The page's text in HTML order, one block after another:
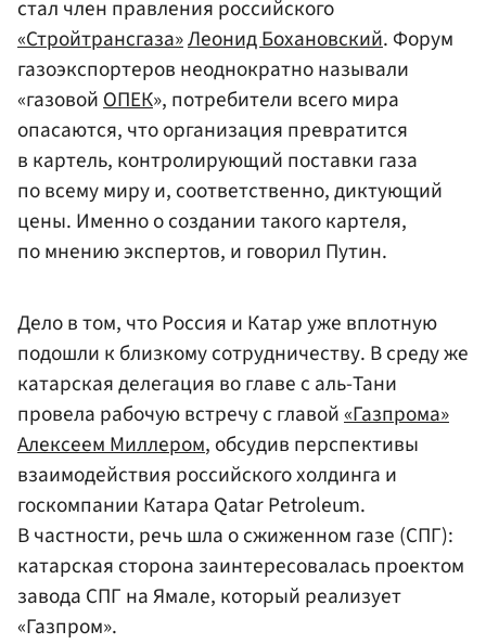
стал член правления российского
«Стройтрансгаза»Леонид Бохановский. Форум
газоэкспортеров неоднократно называли
«газовойОПЕК», потребители всего мира
опасаются, что организация превратится
в картель, контролирующий поставки газа
по всему миру и, соответственно, диктующий
цены. Именно о создании такого картеля,
по мнению экспертов, и говорил Путин.
Дело в том, что Россия и Катар уже вплотную
подошли к близкому сотрудничеству. В среду же
катарская делегация во главе с аль-Тани
провела рабочую встречу с главой«Газпрома»
Алексеем Миллером, обсудив перспективы
взаимодействия российского холдинга и
госкомпании Катара Qatar Petroleum.
В частности, речь шла о сжиженном газе (СПГ):
катарская сторона заинтересовалась проектом
завода СПГ на Ямале, который реализует
«Газпром».